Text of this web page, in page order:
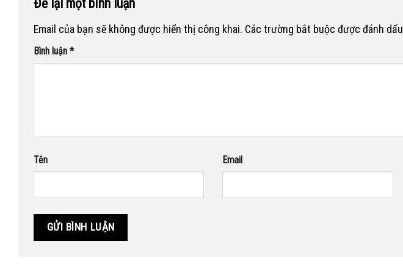
Để lại một bình luận
Email của bạn sẽ không được hiển thị công khai. Các trường bắt buộc được đánh dấu
Bình luận *
Tên Email